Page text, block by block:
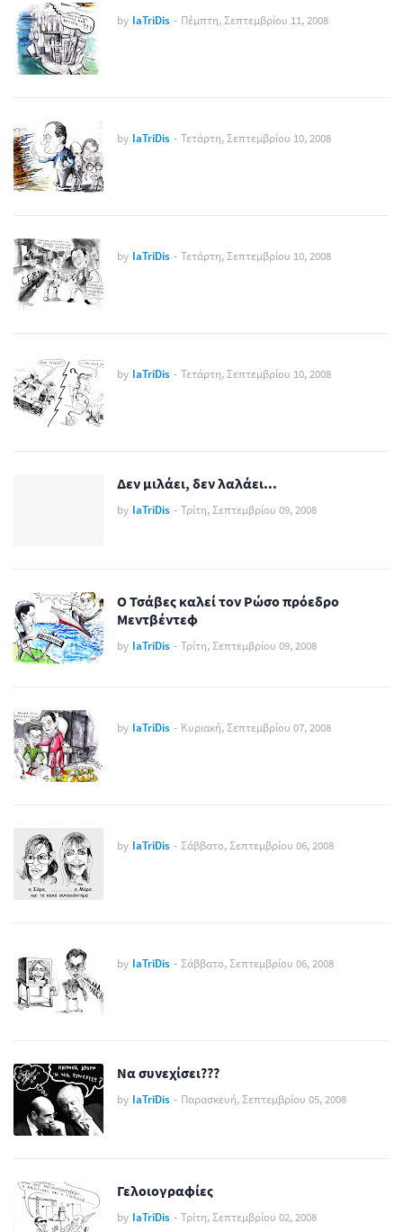
by IaTriDis - Πέμπτη, Σεπτεμβρίου 11, 2008
by IaTriDis - Τετάρτη, Σεπτεμβρίου 10, 2008
by IaTriDis - Τετάρτη, Σεπτεμβρίου 10, 2008
by IaTriDis - Τετάρτη, Σεπτεμβρίου 10, 2008
Δεν μιλάει, δεν λαλάει...
by IaTriDis - Τρίτη, Σεπτεμβρίου 09, 2008
Ο Τσάβες καλεί τον Ρώσο πρόεδρο
Μεντβέντεφ
by IaTriDis - Τρίτη, Σεπτεμβρίου 09, 2008
by IaTriDis - Κυριακή, Σεπτεμβρίου 07, 2008
by IaTriDis - Σάββατο, Σεπτεμβρίου 06, 2008
by IaTriDis - Σάββατο, Σεπτεμβρίου 06, 2008
Να συνεχίσει???
by IaTriDis - Παρασκευή, Σεπτεμβρίου 05, 2008
Γελοιογραφίες
by IaTriDis - Τρίτη, Σεπτεμβρίου 02, 2008